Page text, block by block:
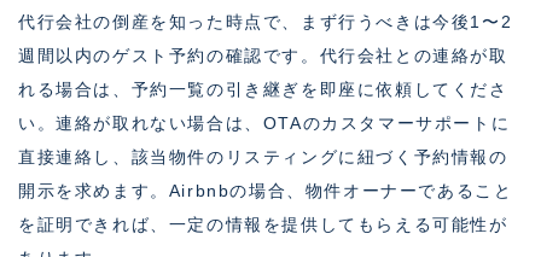
代行会社の倒産を知った時点で、まず行うべきは今後1〜2
週間以内のゲスト予約の確認です。代行会社との連絡が取
れる場合は、予約一覧の引き継ぎを即座に依頼してくださ
い。連絡が取れない場合は、OTAのカスタマーサポートに
直接連絡し、該当物件のリスティングに紐づく予約情報の
開示を求めます。Airbnbの場合、物件オーナーであること
を証明できれば、一定の情報を提供してもらえる可能性が